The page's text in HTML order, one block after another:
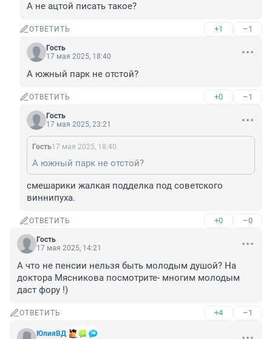
А не ацтой писать такое?
ОТВЕТИТЬ +1 –1
Гость
17 мая 2025, 18:40
А южный парк не отстой?
ОТВЕТИТЬ +0 –1
Гость
17 мая 2025, 23:21
Гость17 мая 2025, 18:40
А южный парк не отстой?
смешарики жалкая подделка под советского
виннипуха.
ОТВЕТИТЬ +0 –0
Гость
17 мая 2025, 14:21
А что не пенсии нельзя быть молодым душой? На
доктора Мясникова посмотрите- многим молодым
даст фору !)
ОТВЕТИТЬ +4 –1
ЮлияВД